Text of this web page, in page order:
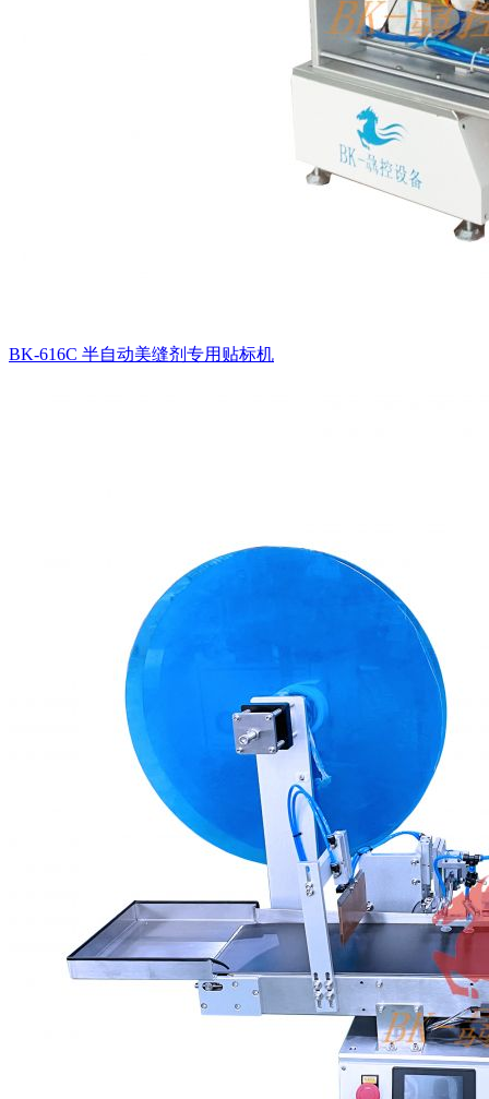
BK-616C 半自动美缝剂专用贴标机